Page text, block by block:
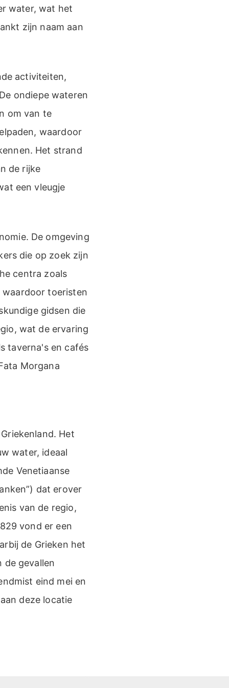
water, wat het
zijn naam aan
activiteiten,
ondiepe wateren
om van te
waardoor
Het strand
de rijke
een vleugje
De omgeving
die op zoek zijn
centra zoals
waardoor toeristen
gidsen die
wat de ervaring
taverna's en cafés
Morgana
Het
water, ideaal
Venetiaanse
dat erover
van de regio,
vond er een
de Grieken het
de gevallen
eind mei en
deze locatie